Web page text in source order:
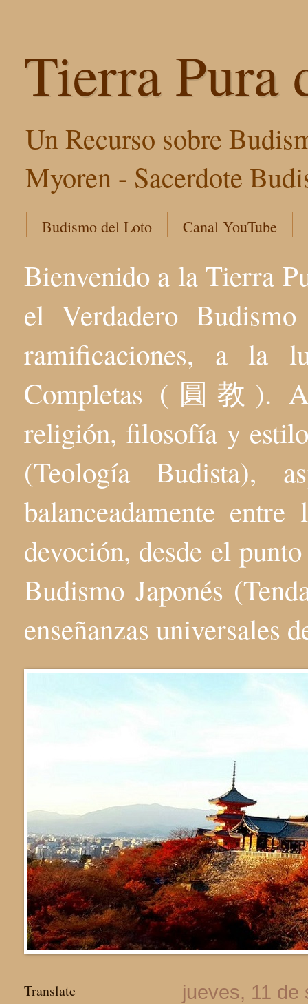
Tierra Pura
Un Recurso sobre
Myoren - Sacerdote
Budismo del Loto Canal YouTube
Bienvenido a la Tierra
el Verdadero
ramificaciones, a la
Completas (圓教).
religión, filosofía y
(Teología Budista),
balanceadamente
devoción, desde el
Budismo Japonés
enseñanzas universales
jueves, 11 de
Translate